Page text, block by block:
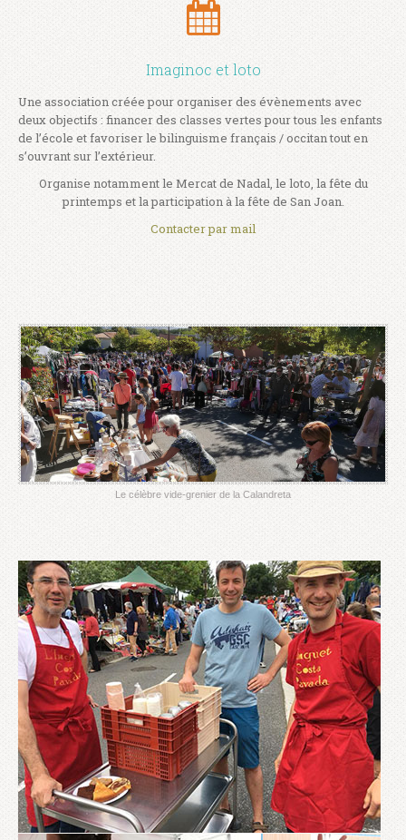
Imaginoc et loto
Une association créée pour organiser des évènements avec
deux objectifs : financer des classes vertes pour tous les enfants
de l’école et favoriser le bilinguisme français / occitan tout en
s’ouvrant sur l’extérieur.
Organise notamment le Mercat de Nadal, le loto, la fête du
printemps et la participation à la fête de San Joan.
Contacter par mail
Le célèbre vide-grenier de la Calandreta